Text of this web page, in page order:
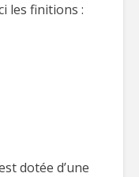
les finitions :
dotée d’une